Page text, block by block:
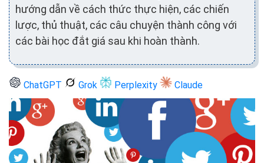
hướng dẫn về cách thức thực hiện, các chiến
lược, thủ thuật, các câu chuyện thành công với
các bài học đắt giá sau khi hoàn thành.
ChatGPT Grok Perplexity Claude